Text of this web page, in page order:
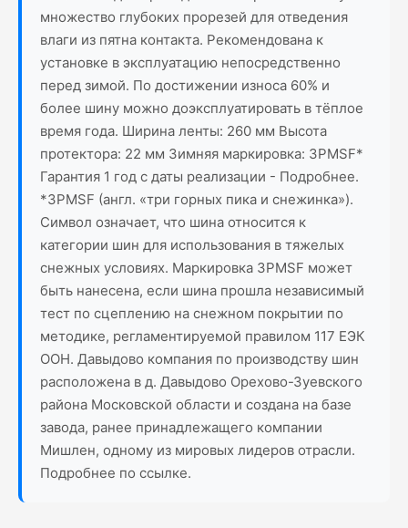
множество глубоких прорезей для отведения
влаги из пятна контакта. Рекомендована к
установке в эксплуатацию непосредственно
перед зимой. По достижении износа 60% и
более шину можно доэксплуатировать в тёплое
время года. Ширина ленты: 260 мм Высота
протектора: 22 мм Зимняя маркировка: 3PMSF*
Гарантия 1 год с даты реализации - Подробнее.
*3PMSF (англ. «три горных пика и снежинка»).
Символ означает, что шина относится к
категории шин для использования в тяжелых
снежных условиях. Маркировка 3PMSF может
быть нанесена, если шина прошла независимый
тест по сцеплению на снежном покрытии по
методике, регламентируемой правилом 117 ЕЭК
ООН. Давыдово компания по производству шин
расположена в д. Давыдово Орехово-Зуевского
района Московской области и создана на базе
завода, ранее принадлежащего компании
Мишлен, одному из мировых лидеров отрасли.
Подробнее по ссылке.